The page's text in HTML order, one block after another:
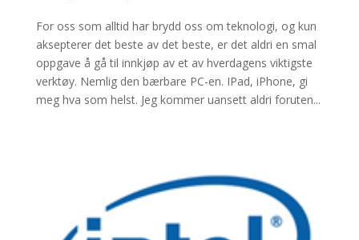
For oss som alltid har brydd oss om teknologi, og kun
aksepterer det beste av det beste, er det aldri en smal
oppgave å gå til innkjøp av et av hverdagens viktigste
verktøy. Nemlig den bærbare PC-en. IPad, iPhone, gi
meg hva som helst. Jeg kommer uansett aldri foruten...